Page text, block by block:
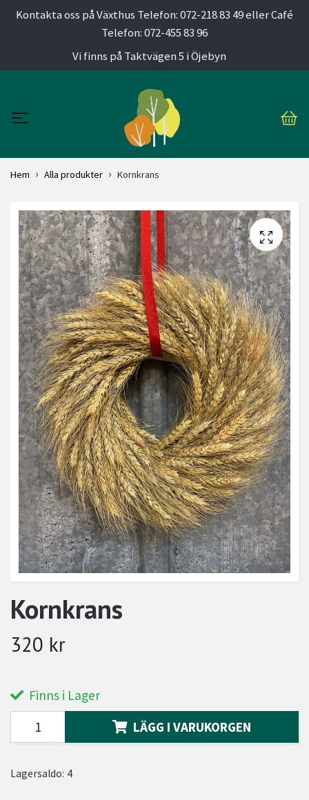
Kontakta oss på Växthus Telefon: 072-218 83 49 eller Café
Telefon: 072-455 83 96
Vi finns på Taktvägen 5 i Öjebyn
Hem Alla produkter Kornkrans
Kornkrans
320 kr
Finns i Lager
LÄGG I VARUKORGEN
Lagersaldo: 4